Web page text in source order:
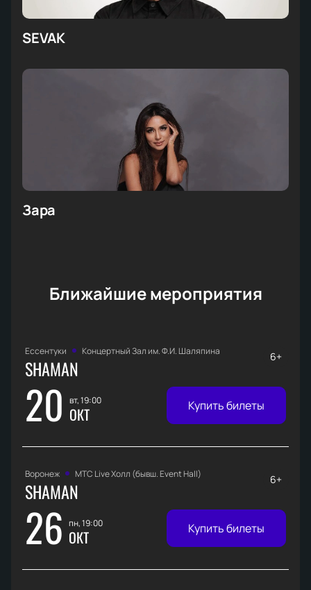
SEVAK
Зара
Ближайшие мероприятия
Ессентуки Концертный Зал им. Ф.И. Шаляпина
SHAMAN
20 вт, 19:00
ОКТ
6+
Купить билеты
Воронеж МТС Live Холл (бывш. Event Hall)
SHAMAN
26 пн, 19:00
ОКТ
6+
Купить билеты